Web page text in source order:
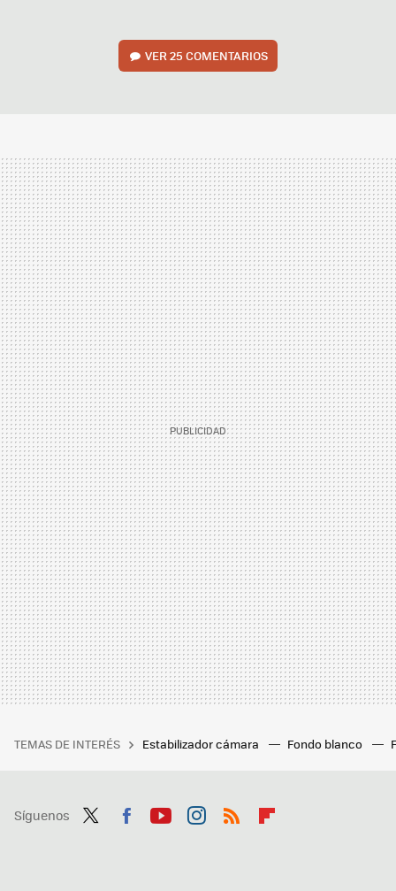
VER25 COMENTARIOS
TEMAS DE INTERÉS Estabilizador cámara Fondo blanco
Síguenos